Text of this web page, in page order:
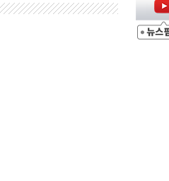
부상
첫발